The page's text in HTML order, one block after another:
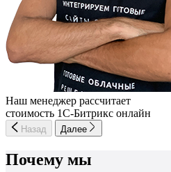
Наш менеджер рассчитает
стоимость 1С-Битрикс онлайн
Назад Далее
Почему мы